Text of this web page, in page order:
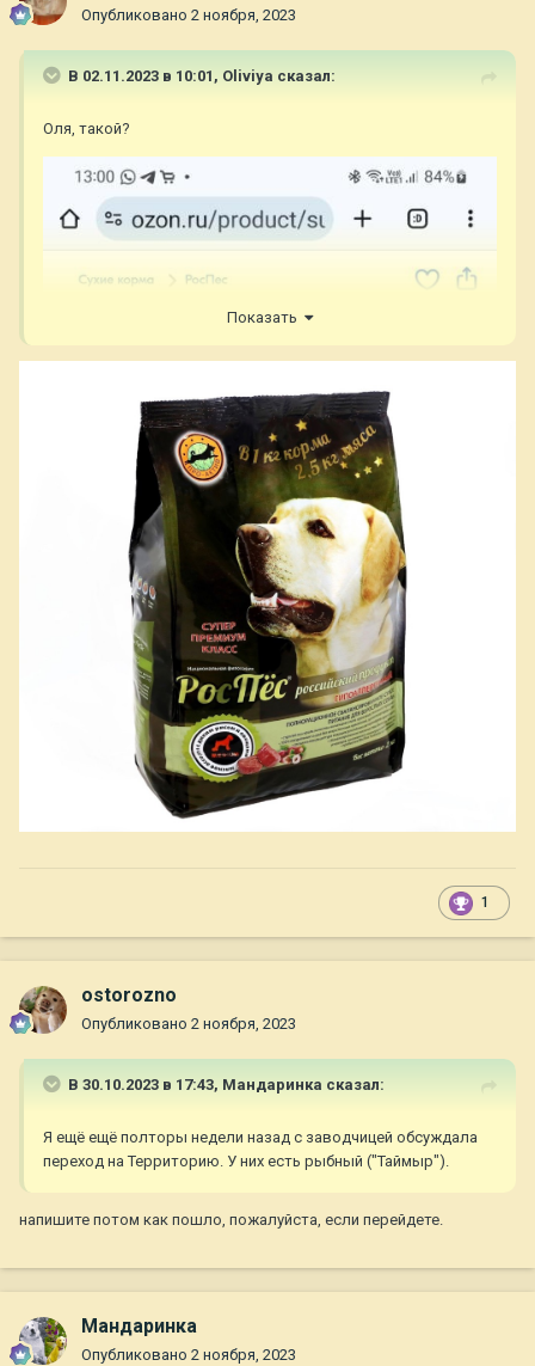
Опубликовано 2 ноября, 2023
В 02.11.2023 в 10:01, Oliviya сказал:
Оля, такой?
Показать
1
ostorozno
Опубликовано 2 ноября, 2023
В 30.10.2023 в 17:43, Мандаринка сказал:
Я ещё ещё полторы недели назад с заводчицей обсуждала
переход на Территорию. У них есть рыбный ("Таймыр").
напишите потом как пошло, пожалуйста, если перейдете.
Мандаринка
Опубликовано 2 ноября, 2023